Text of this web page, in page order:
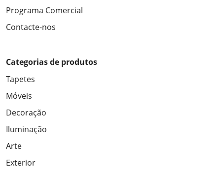
Programa Comercial
Contacte-nos
Categorias de produtos
Tapetes
Móveis
Decoração
Iluminação
Arte
Exterior